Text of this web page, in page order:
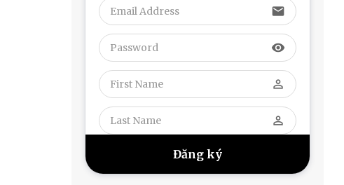
email
visibility
perm_identity
perm_identity